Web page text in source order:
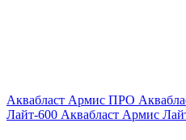
Аквабласт Армис ПРО
Лайт-600 Аквабласт Армис